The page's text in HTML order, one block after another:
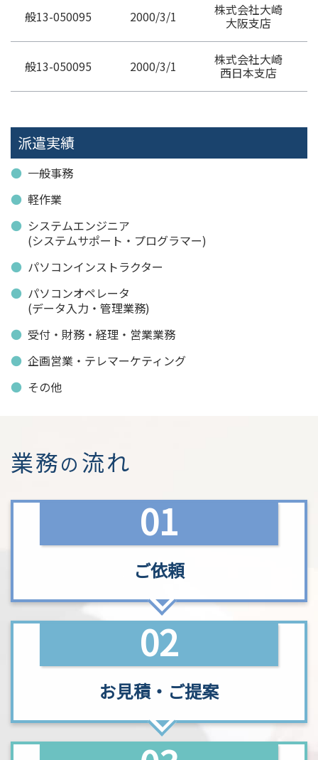
般13-050095
般13-050095
2000/3/1
2000/3/1
株式会社大崎
大阪支店
株式会社大崎
西日本支店
派遣実績
一般事務
軽作業
システムエンジニア
(システムサポート・プログラマー)
パソコンインストラクター
パソコンオペレータ
(データ入力・管理業務)
受付・財務・経理・営業業務
企画営業・テレマーケティング
その他
業務の 流れ
01
ご依頼
02
お見積 ・ ご提案